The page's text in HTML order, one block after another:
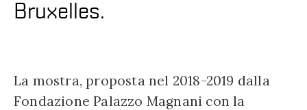
Bruxelles.
La mostra, proposta nel 2018-2019 dalla
Fondazione Palazzo Magnani con la